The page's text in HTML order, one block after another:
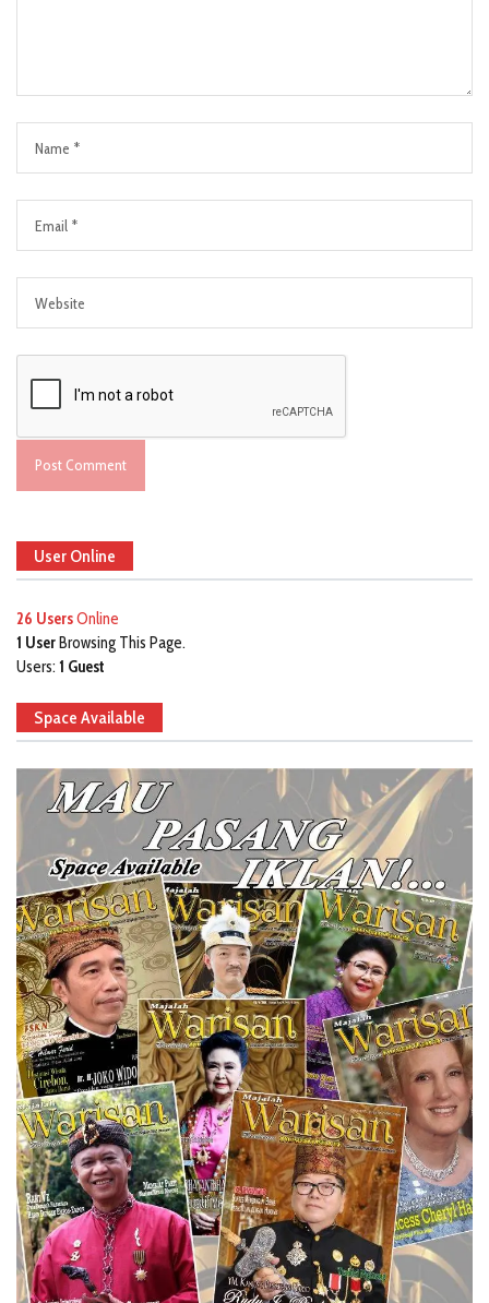
User Online
26 UsersOnline
1 UserBrowsing This Page.
Users: 1 Guest
Space Available